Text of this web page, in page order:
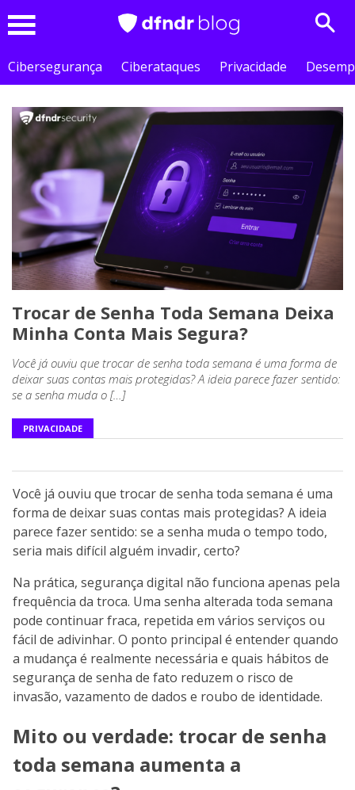
Cibersegurança
Ciberataques Privacidade
Trocar de Senha Toda Semana Deixa
Minha Conta Mais Segura?
Você já ouviu que trocar de senha toda semana é uma forma de
deixar suas contas mais protegidas? A ideia parece fazer sentido:
se a senha muda o […]
PRIVACIDADE
Você já ouviu que trocar de senha toda semana é uma
forma de deixar suas contas mais protegidas? A ideia
parece fazer sentido: se a senha muda o tempo todo,
seria mais difícil alguém invadir, certo?
Na prática, segurança digital não funciona apenas pela
frequência da troca. Uma senha alterada toda semana
pode continuar fraca, repetida em vários serviços ou
fácil de adivinhar. O ponto principal é entender quando
a mudança é realmente necessária e quais hábitos de
segurança de senha de fato reduzem o risco de
invasão, vazamento de dados e roubo de identidade.
Mito ou verdade: trocar de senha
toda semana aumenta a